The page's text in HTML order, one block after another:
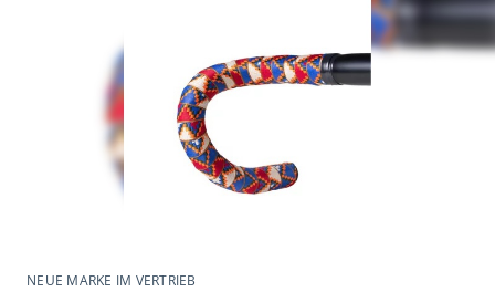
NEUE MARKE IM VERTRIEB